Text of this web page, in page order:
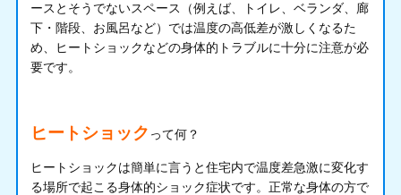
ースとそうでないスペース（例えば、トイレ、ベランダ、廊
下・階段、お風呂など）では温度の高低差が激しくなるた
め、ヒートショックなどの身体的トラブルに十分に注意が必
要です。
ヒートショック って何？
ヒートショックは簡単に言うと住宅内で温度差急激に変化す
る場所で起こる身体的ショック症状です。正常な身体の方で